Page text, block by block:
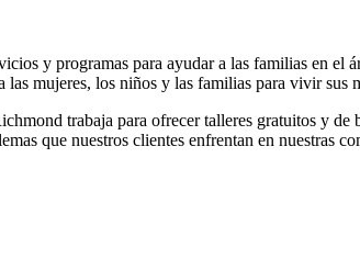
y programas para ayudar a las familias en el
mujeres, los niños y las familias para vivir sus
trabaja para ofrecer talleres gratuitos y
que nuestros clientes enfrentan en nuestras